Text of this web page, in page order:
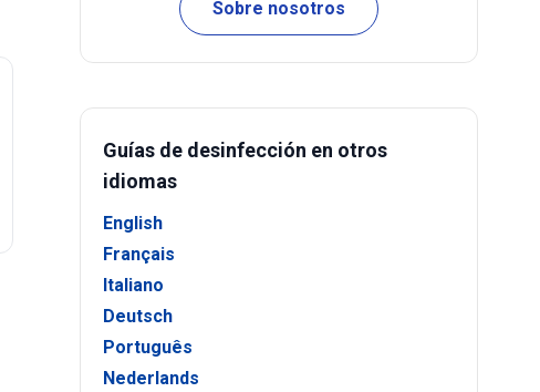
Sobre nosotros
Guías de desinfección en otros
idiomas
English
Français
Italiano
Deutsch
Português
Nederlands